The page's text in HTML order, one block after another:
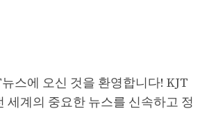
스에 오신 것을 환영합니다! KJT
세계의 중요한 뉴스를 신속하고 정